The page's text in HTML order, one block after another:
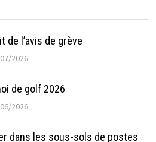
de l’avis de grève
2026
de golf 2026
2026
dans les sous-sols de postes